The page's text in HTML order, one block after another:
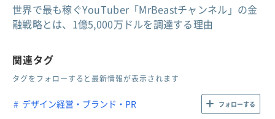
世界で最も稼ぐYouTuber「MrBeastチャンネル」の金
融戦略とは、1億5,000万ドルを調達する理由
関連タグ
タグをフォローすると最新情報が表示されます
デザイン経営・ブランド・PR フォローする